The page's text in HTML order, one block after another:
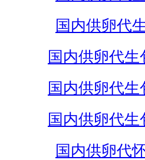
国内供卵代
国内供卵代
国内供卵代生
国内供卵代生
国内供卵代